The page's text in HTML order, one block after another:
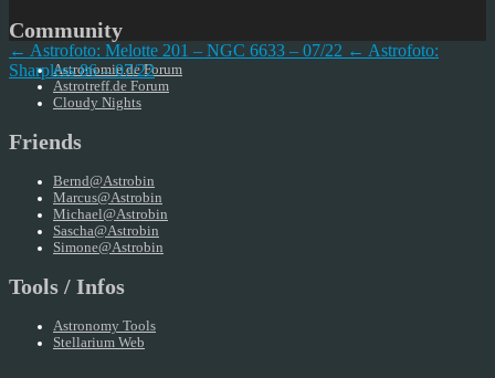
Community
Astronomie.de Forum
Astrotreff.de Forum
Cloudy Nights
Friends
Bernd@Astrobin
Marcus@Astrobin
Michael@Astrobin
Sascha@Astrobin
Simone@Astrobin
Tools / Infos
Astronomy Tools
Stellarium Web
← Astrofoto: Melotte 201 – NGC 6633 – 07/22 ← Astrofoto:
Sharpless 86 – 07/22